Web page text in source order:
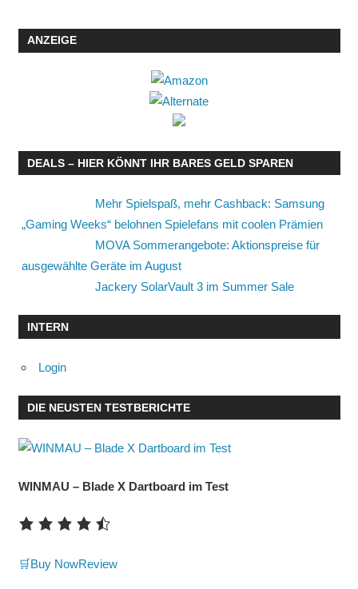
ANZEIGE
DEALS – HIER KÖNNT IHR BARES GELD SPAREN
Mehr Spielspaß, mehr Cashback: Samsung
„Gaming Weeks“ belohnen Spielefans mit coolen Prämien
MOVA Sommerangebote: Aktionspreise für
ausgewählte Geräte im August
Jackery SolarVault 3 im Summer Sale
INTERN
Login
DIE NEUSTEN TESTBERICHTE
WINMAU – Blade X Dartboard im Test
🛒Buy NowReview